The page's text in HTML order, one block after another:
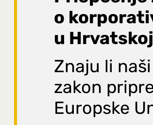
o
u
Znaju li
zakon
Europske